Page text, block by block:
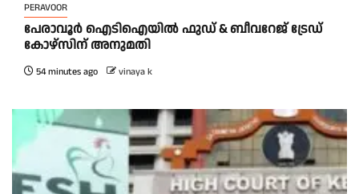
PERAVOOR
പേരാവൂർ ഐടിഐയിൽ ഫുഡ് & ബീവറേജ് ട്രേഡ്
കോഴ്സിന് അനുമതി
54 minutes ago vinaya k